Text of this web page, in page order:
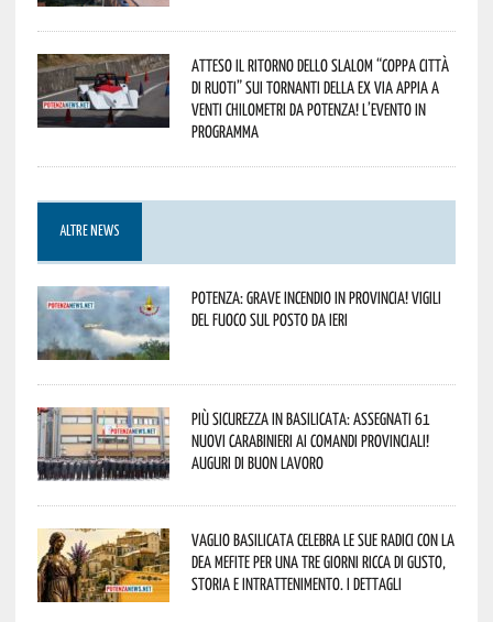
Atteso il ritorno dello slalom “Coppa Città
di Ruoti” sui tornanti della ex via Appia a
venti chilometri da Potenza! L’evento in
programma
ALTRE NEWS
Potenza: grave incendio in Provincia! Vigili
del fuoco sul posto da ieri
Più sicurezza in Basilicata: assegnati 61
nuovi Carabinieri ai Comandi provinciali!
Auguri di buon lavoro
Vaglio Basilicata celebra le sue radici con la
Dea Mefite per una tre giorni ricca di gusto,
storia e intrattenimento. I dettagli